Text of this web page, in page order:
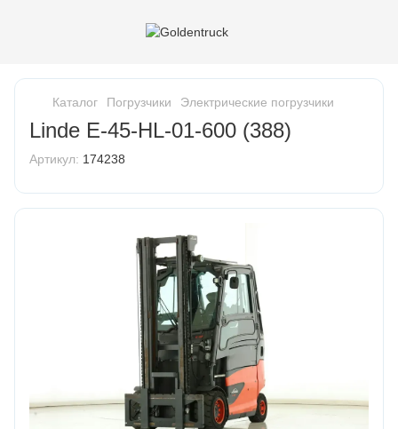
Каталог Погрузчики Электрические погрузчики
Linde E-45-HL-01-600 (388)
Артикул: 174238